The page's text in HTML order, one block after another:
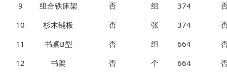
9
组合铁床架 否 组 374
10
杉木铺板 否 张 374
11
书桌B型 否 组 664
12
书架 否 个 664